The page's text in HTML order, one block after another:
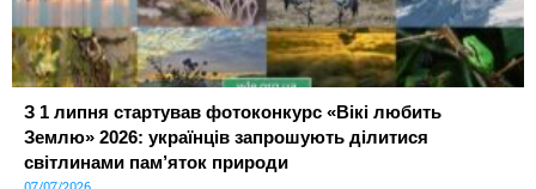
З 1 липня стартував фотоконкурс «Вікі любить
Землю» 2026: українців запрошують ділитися
світлинами пам’яток природи